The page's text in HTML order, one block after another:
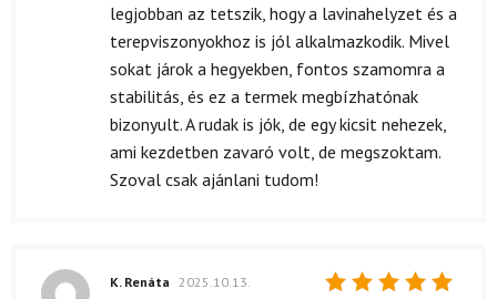
legjobban az tetszik, hogy a lavinahelyzet és a
terepviszonyokhoz is jól alkalmazkodik. Mivel
sokat járok a hegyekben, fontos szamomra a
stabilitás, és ez a termek megbízhatónak
bizonyult. A rudak is jók, de egy kicsit nehezek,
ami kezdetben zavaró volt, de megszoktam.
Szoval csak ajánlani tudom!
K. Renáta 2025.10.13.